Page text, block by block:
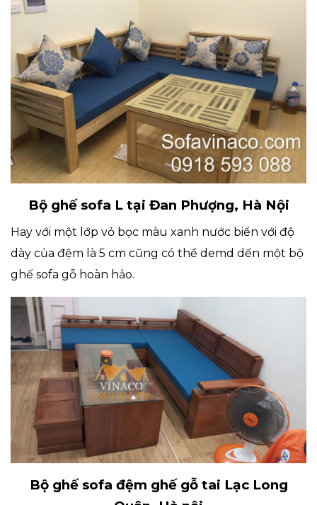
Bộ ghế sofa L tại Đan Phượng, Hà Nội
Hay với một lớp vỏ bọc màu xanh nước biển với độ
dày của đệm là 5 cm cũng có thể demd dến một bộ
ghế sofa gỗ hoàn hảo.
Bộ ghế sofa đệm ghế gỗ tai Lạc Long